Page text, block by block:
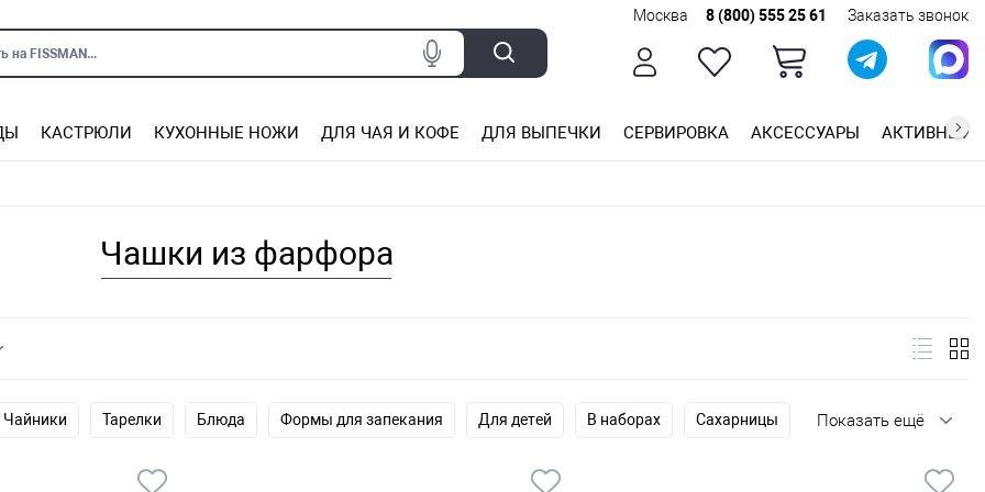
на FISSMAN...
Москва 8 (800) 555 25 61 Заказать звонок
КАСТРЮЛИ КУХОННЫЕ НОЖИ ДЛЯ ЧАЯ И КОФЕ ДЛЯ ВЫПЕЧКИ СЕРВИРОВКА АКСЕССУАРЫ АКТИВНЫЙ
Чашки из фарфора
Чайники Тарелки Блюда Формы для запекания Для детей В наборах Сахарницы Показать ещё